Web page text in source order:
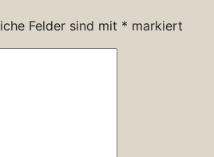
Felder sind mit * markiert